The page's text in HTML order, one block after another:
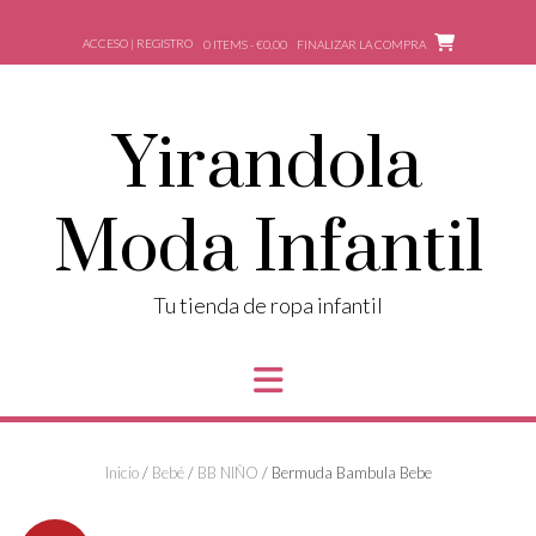
contenido
ACCESO | REGISTRO 0 ITEMS - €0,00 FINALIZAR LA COMPRA
Yirandola
Moda Infantil
Tu tienda de ropa infantil
Inicio/ Bebé/ BB NIÑO / Bermuda Bambula Bebe